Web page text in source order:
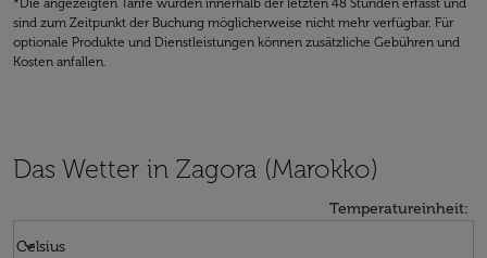
*Die angezeigten Tarife wurden innerhalb der letzten 48 Stunden erfasst und
sind zum Zeitpunkt der Buchung möglicherweise nicht mehr verfügbar. Für
optionale Produkte und Dienstleistungen können zusätzliche Gebühren und
Kosten anfallen.
Das Wetter in Zagora (Marokko)
Temperatureinheit:
Celsius
keyboard_arrow_down